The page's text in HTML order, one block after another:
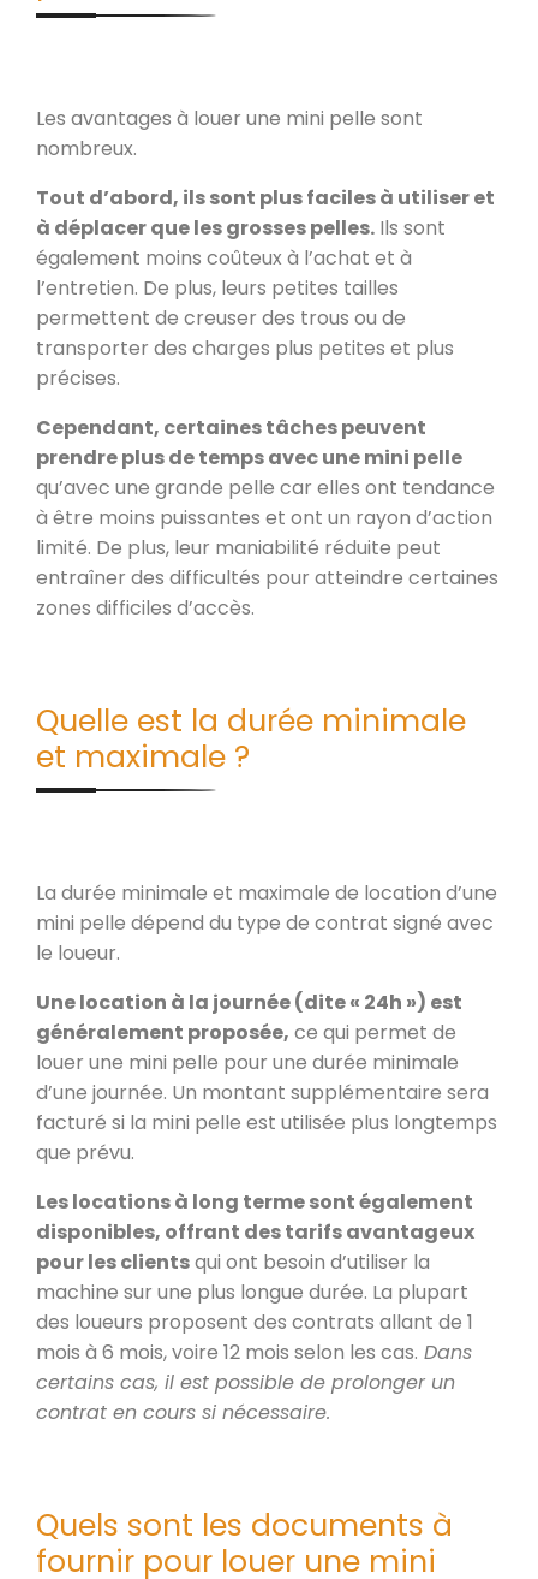
Les avantages à louer une mini pelle sont
nombreux.
Tout d’abord, ils sont plus faciles à utiliser et
à déplacer que les grosses pelles. Ils sont
également moins coûteux à l’achat et à
l’entretien. De plus, leurs petites tailles
permettent de creuser des trous ou de
transporter des charges plus petites et plus
précises.
Cependant, certaines tâches peuvent
prendre plus de temps avec une mini pelle
qu’avec une grande pelle car elles ont tendance
à être moins puissantes et ont un rayon d’action
limité. De plus, leur maniabilité réduite peut
entraîner des difficultés pour atteindre certaines
zones difficiles d’accès.
Quelle est la durée minimale
et maximale ?
La durée minimale et maximale de location d’une
mini pelle dépend du type de contrat signé avec
le loueur.
Une location à la journée (dite « 24h ») est
généralement proposée, ce qui permet de
louer une mini pelle pour une durée minimale
d’une journée. Un montant supplémentaire sera
facturé si la mini pelle est utilisée plus longtemps
que prévu.
Les locations à long terme sont également
disponibles, offrant des tarifs avantageux
pour les clientsqui ont besoin d’utiliser la
machine sur une plus longue durée. La plupart
des loueurs proposent des contrats allant de 1
mois à 6 mois, voire 12 mois selon les cas. Dans
certains cas, il est possible de prolonger un
contrat en cours si nécessaire.
Quels sont les documents à
fournir pour louer une mini